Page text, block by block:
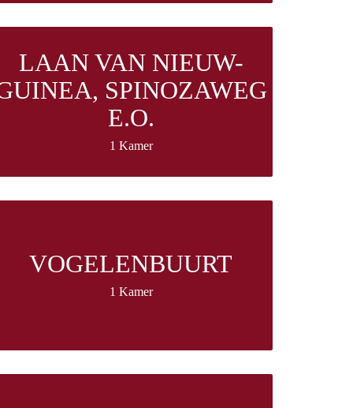
LAAN VAN NIEUW-
SPINOZAWEG
E.O.
1 Kamer
VOGELENBUURT
1 Kamer